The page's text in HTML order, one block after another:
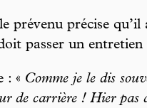
prévenu précise
passer un entretien
: « Comme je le dis
de carrière ! Hier pas